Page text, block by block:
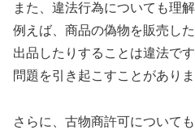
また、違法行為についても理
例えば、商品の偽物を販売し
出品したりすることは違法で
問題を引き起こすことがあり
さらに、古物商許可について